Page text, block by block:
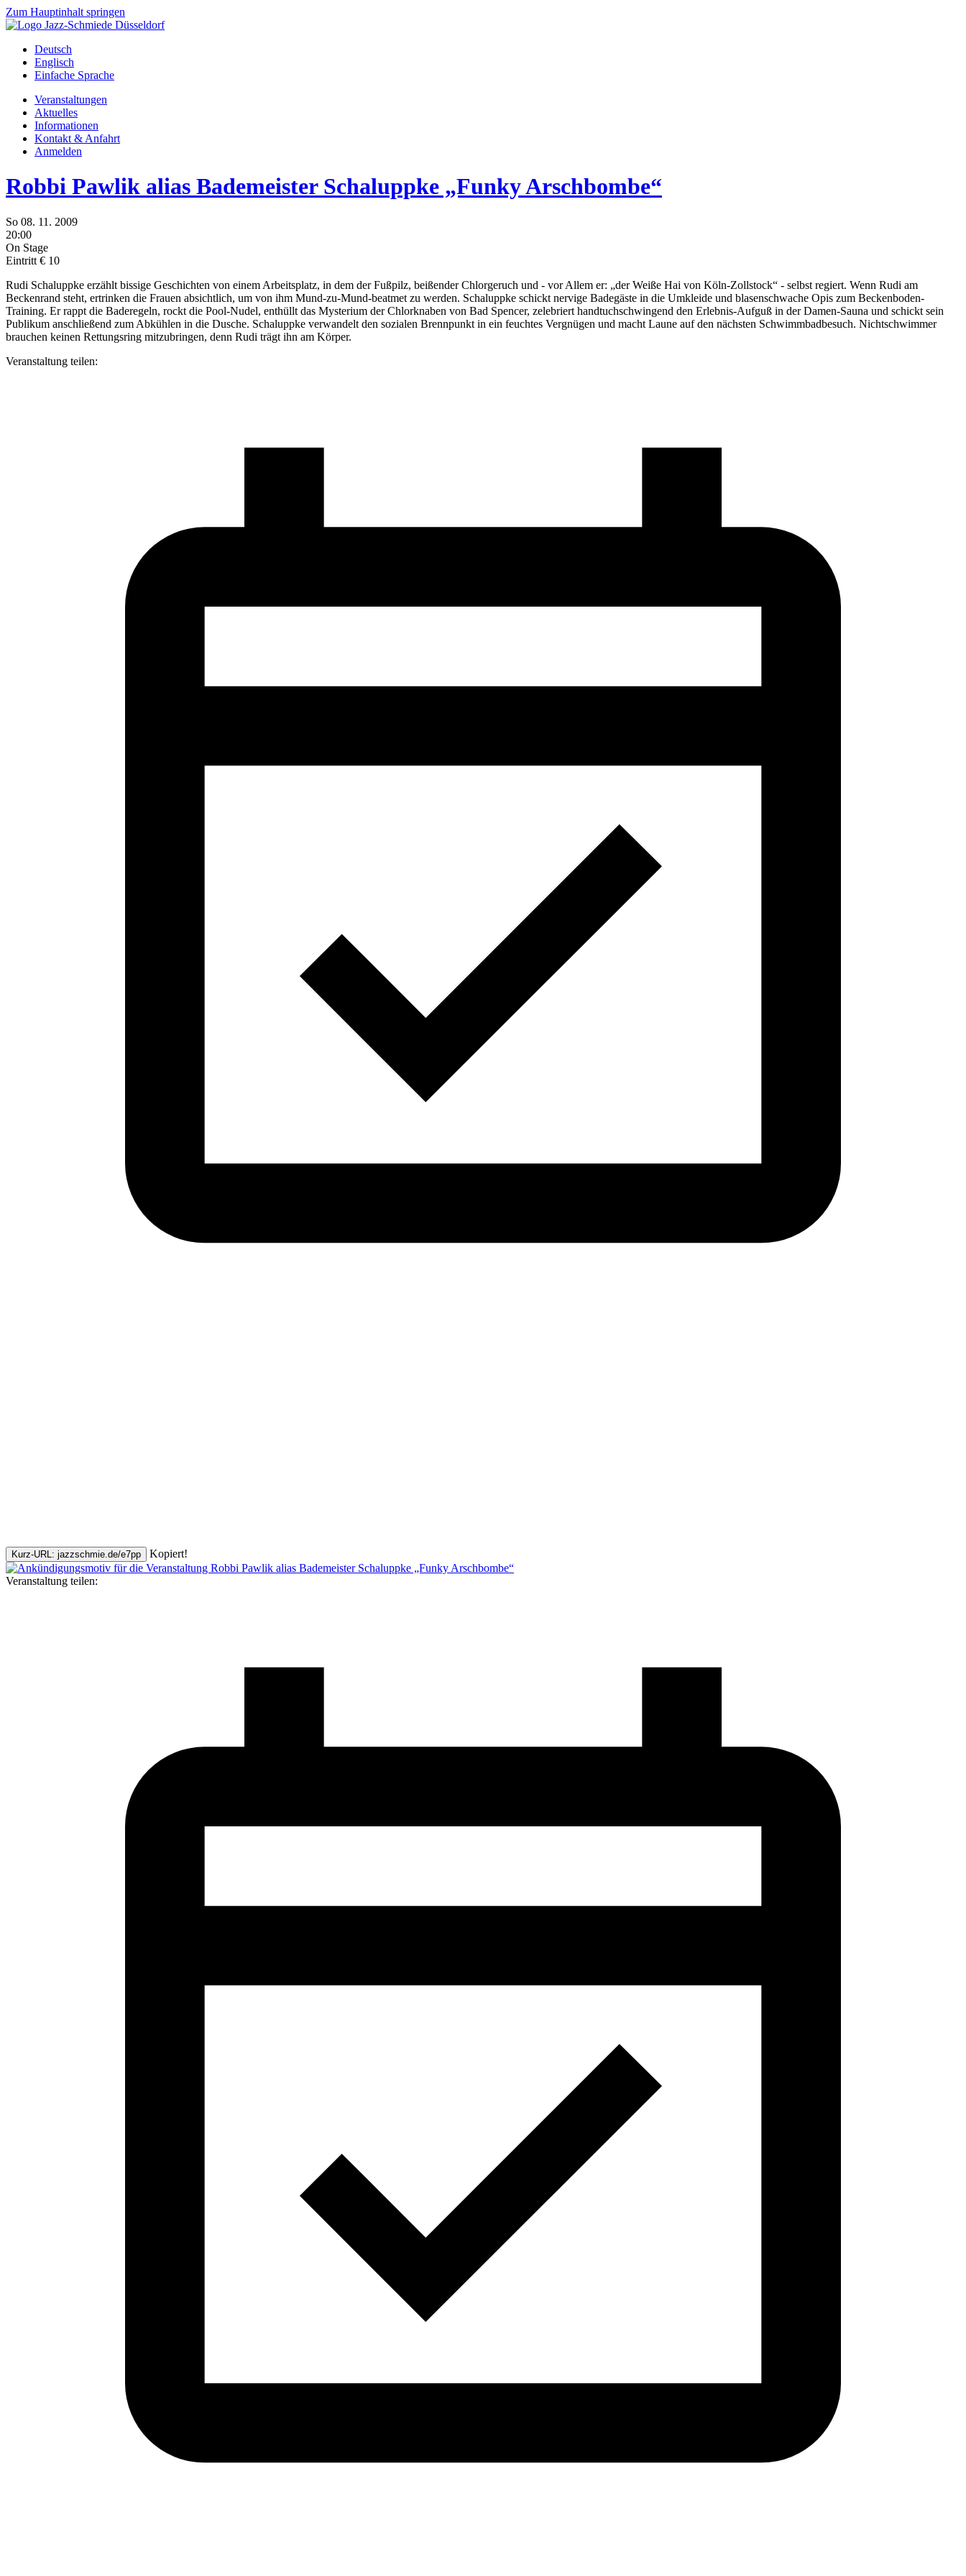
Zum Hauptinhalt springen
Deutsch
Englisch
Einfache Sprache
Veranstaltungen
Aktuelles
Informationen
Kontakt & Anfahrt
Anmelden
Robbi Pawlik alias Bademeister Schaluppke „Funky Arschbombe“
So 08. 11. 2009
20:00
On Stage
Eintritt € 10
Rudi Schaluppke erzählt bissige Geschichten von einem Arbeitsplatz, in dem der Fußpilz, beißender Chlorgeruch und - vor Allem er: „der Weiße Hai von Köln-Zollstock“ - selbst regiert. Wenn Rudi am
Beckenrand steht, ertrinken die Frauen absichtlich, um von ihm Mund-zu-Mund-beatmet zu werden. Schaluppke schickt nervige Badegäste in die Umkleide und blasenschwache Opis zum Beckenboden-
Training. Er rappt die Baderegeln, rockt die Pool-Nudel, enthüllt das Mysterium der Chlorknaben von Bad Spencer, zelebriert handtuchschwingend den Erlebnis-Aufguß in der Damen-Sauna und schickt sein
Publikum anschließend zum Abkühlen in die Dusche. Schaluppke verwandelt den sozialen Brennpunkt in ein feuchtes Vergnügen und macht Laune auf den nächsten Schwimmbadbesuch. Nichtschwimmer
brauchen keinen Rettungsring mitzubringen, denn Rudi trägt ihn am Körper.
Veranstaltung teilen:
Kurz-URL: jazzschmie.de/e7pp Kopiert!
Veranstaltung teilen: